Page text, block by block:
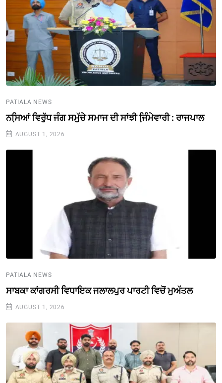
PATIALA NEWS
ਨਸਿ਼ਆਂ ਵਿਰੁੱਧ ਜੰਗ ਸਮੁੱਚੇ ਸਮਾਜ ਦੀ ਸਾਂਝੀ ਜਿ਼ੰਮੇਵਾਰੀ : ਰਾਜਪਾਲ
AUGUST 1, 2026
PATIALA NEWS
ਸਾਬਕਾ ਕਾਂਗਰਸੀ ਵਿਧਾਇਕ ਜਲਾਲਪੁਰ ਪਾਰਟੀ ਵਿਚੋਂ ਮੁਅੱਤਲ
AUGUST 1, 2026